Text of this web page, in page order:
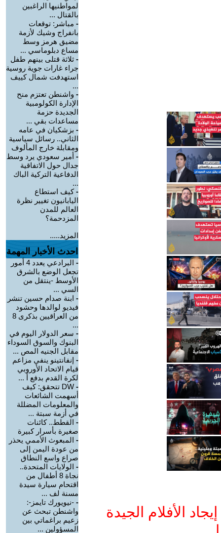
الأفلام الجيدة
لمواطنيها الراغبين
بالقتال ...
- مباشر: توقعات
بانفراج وشيك لأزمة
مضيق هرمز وسط
مساع دبلوماسي ...
- ثلاثة قتلى بينهم طفل
جراء غارات جوية روسية
استهدفت شمال كييف
...
- واشنطن تعتزم منح
الإدارة الكولومبية
الجديدة حزمة
مساعدات بقي ...
- بزشكيان في عامه
الثاني.. رسائل سياسية
ومقابلة خارج المألوف
- أمير سعودي يرد وسط
جدال حول الاتفاقية
الدفاعية التركية الباك
...
-كيف استطاع
اليابانيون تغيير نظرة
العالم للمدن
المزدحمة؟
المزيد.....
احدث الأخبار المهمة
-
البرادعي يعدد 4 أمور
تجعل الوضع بالشرق
الأوسط -ينتقل من
السي ...
- ابنة صدام حسين تنشر
فيديو لوالدها وحشود
من العراقيين بذكرى 8
...
- سعر الدولار اليوم في
البنوك والسوق السوداء
مقابل الجنيه المص ...
- إنفانتينو ينفي مزاعم
قيام الاتحاد الأوروبي
لكرة القدم بدفع أ ...
-
DW تتحقق: كيف
أسهمت الشائعات
والمعلومات المضللة
في أزمة سبتة ...
- القطط.. كائنات
صغيرة بأسرار كبيرة
- المبعوث الأممي يحذر
من عودة اليمن إلى
صراع واسع النطاق
- الولايات المتحدة..
نجاة 8 أطفال من
اقتحام سيارة سيدة
مسنة لف ...
- -نيويورك تايمز-:
واشنطن تبحث عن
زعيم براغماتي بين
المسؤولين ...